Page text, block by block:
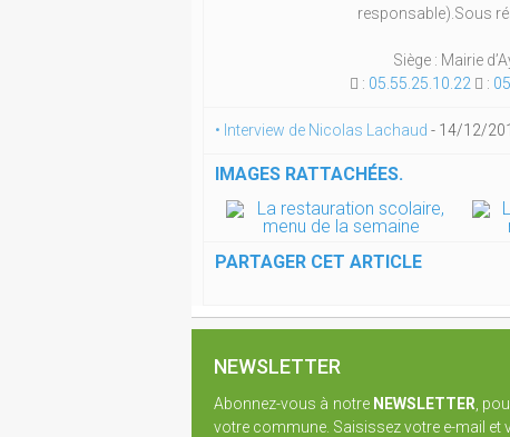
responsable).Sous
Siège : Mairie
 : 05.55.25.10.22  :
• Interview de Nicolas Lachaud - 14/12/
IMAGES RATTACHÉES.
PARTAGER CET ARTICLE
NEWSLETTER
Abonnez-vous à notre NEWSLETTER ,
votre commune. Saisissez votre e-mail et